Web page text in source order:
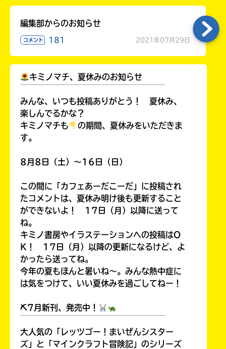
編集部からのお知らせ
コメント 181 2021年07月29日
キミノマチ、夏休みのお知らせ
みんな、いつも投稿ありがとう！ 夏休み、
楽しんでるかな？
キミノマチも
の期間、夏休みをいただきま
す。
8月8日（土）～16日（日）
この間に「カフェあーだこーだ」に投稿され
たコメントは、夏休み明け後も更新すること
ができないよ！ 17日（月）以降に送って
ね。
キミノ書房やイラステーションへの投稿はO
K！ 17日（月）以降の更新になるけど、よ
かったら送ってね。
今年の夏もほんと暑いね～。みんな熱中症に
は気をつけて、いい夏休みを過ごしてねー！
⛏7月新刊、発売中！
大人気の「レッツゴー！まいぜんシスター
ズ」と「マインクラフト冒険記」のシリーズ